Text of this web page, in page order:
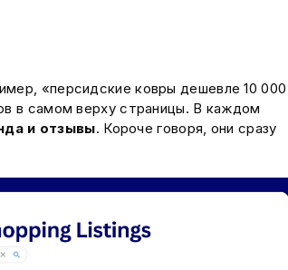
«персидские ковры дешевле 10 000
в самом верху страницы. В каждом
и отзывы. Короче говоря, они сразу